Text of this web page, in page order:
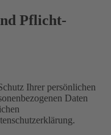
Pflicht­
Ihrer persönlichen
Daten